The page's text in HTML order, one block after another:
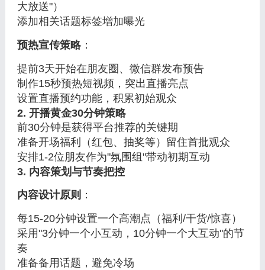
大放送"）
添加相关话题标签增加曝光
预热宣传策略：
提前3天开始在朋友圈、微信群发布预告
制作15秒预热短视频，突出直播亮点
设置直播预约功能，积累初始观众
2. 开播黄金30分钟策略
前30分钟是获得平台推荐的关键期
准备开场福利（红包、抽奖等）留住首批观众
安排1-2位朋友作为"氛围组"带动初期互动
3. 内容策划与节奏把控
内容设计原则 ：
每15-20分钟设置一个高潮点（福利/干货/惊喜）
采用"3分钟一个小互动，10分钟一个大互动"的节
奏
准备备用话题，避免冷场